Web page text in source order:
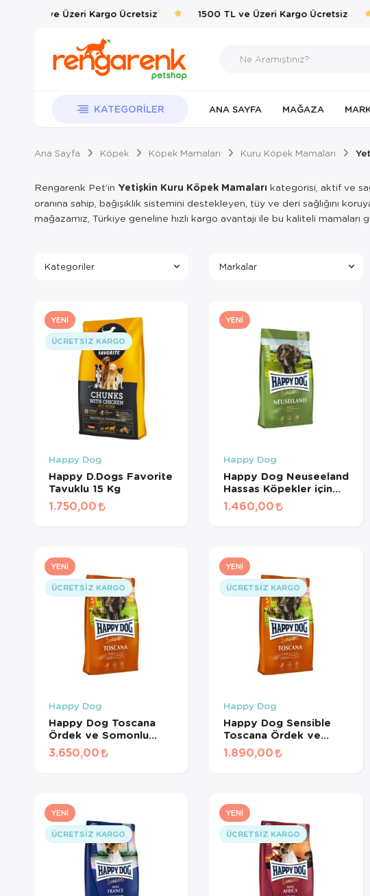
TL ve Üzeri Kargo Ücretsiz 1500 TL ve Üzeri Kargo Ücretsiz
KATEGORILER ANA SAYFA MAĞAZA
Ana Sayfa Köpek Köpek Mamaları Kuru Köpek Mamaları
Rengarenk Pet’in Yetişkin Kuru Köpek Mamaları kategorisi, aktif ve
oranına sahip, bağışıklık sistemini destekleyen, tüy ve deri sağlığını
mağazamız, Türkiye geneline hızlı kargo avantajı ile bu kaliteli mamaları
Kategoriler Markalar
YENI
ÜCRETSIZ KARGO
Happy Dog
Happy D.Dogs Favorite
Tavuklu 15 Kg
1.750,00
YENI
Happy Dog
Happy Dog Neuseeland
Hassas Köpekler için
Kuzu Etli ve Pirinçli
Yetişkin Köpek Maması
1.460,00
YENI
ÜCRETSIZ KARGO
Happy Dog
Happy Dog Toscana
Ördek ve Somonlu
Köpek Maması 12,5 Kg
3.650,00
YENI
ÜCRETSIZ KARGO
Happy Dog
Happy Dog Sensible
Toscana Ördek ve
Somonlu Kısırlaştırılmış
Köpek Maması 4 Kg
1.890,00
YENI
ÜCRETSIZ KARGO
YENI
ÜCRETSIZ KARGO